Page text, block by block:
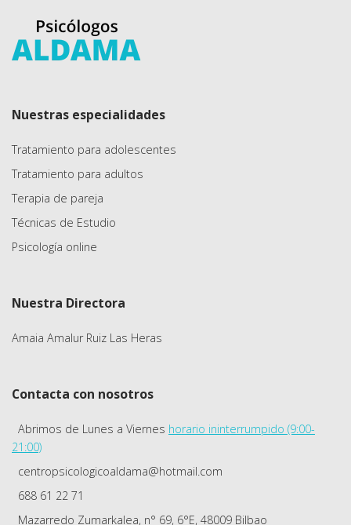
Nuestras especialidades
Tratamiento para adolescentes
Tratamiento para adultos
Terapia de pareja
Técnicas de Estudio
Psicología online
Nuestra Directora
Amaia Amalur Ruiz Las Heras
Contacta con nosotros
Abrimos de Lunes a Viernes horario ininterrumpido (9:00-
21:00)
centropsicologicoaldama@hotmail.com
688 61 22 71
Mazarredo Zumarkalea, n° 69, 6°E, 48009 Bilbao